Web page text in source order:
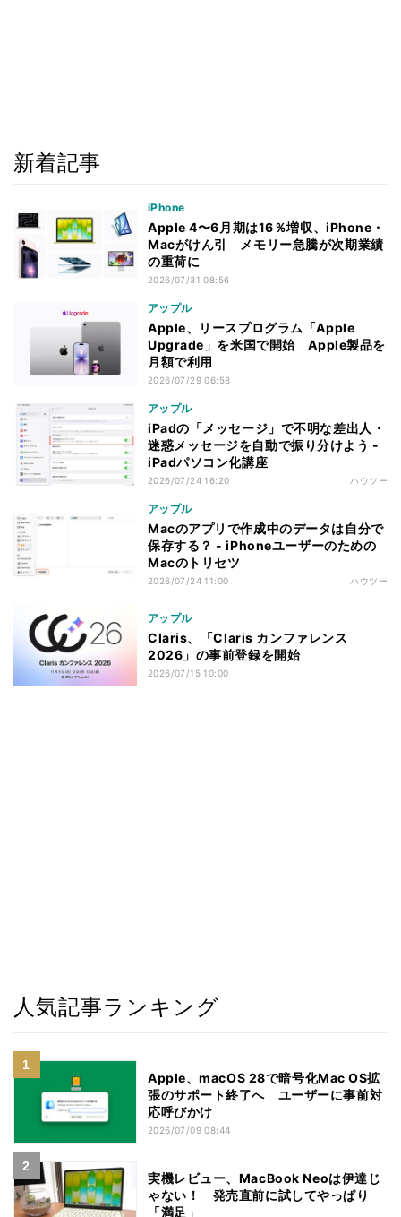
新着記事
iPhone
Apple 4〜6月期は16％増収、iPhone・
Macがけん引 メモリー急騰が次期業績
の重荷に
2026/07/31 08:56
アップル
Apple、リースプログラム「Apple
Upgrade」を米国で開始 Apple製品を
月額で利用
2026/07/29 06:58
アップル
iPadの「メッセージ」で不明な差出人・
迷惑メッセージを自動で振り分けよう -
iPadパソコン化講座
2026/07/24 16:20 ハウツー
アップル
Macのアプリで作成中のデータは自分で
保存する？ - iPhoneユーザーのための
Macのトリセツ
2026/07/24 11:00 ハウツー
アップル
Claris、「Claris カンファレンス
2026」の事前登録を開始
2026/07/15 10:00
人気記事ランキング
Apple、macOS 28で暗号化Mac OS拡
張のサポート終了へ ユーザーに事前対
応呼びかけ
2026/07/09 08:44
実機レビュー、MacBook Neoは伊達じ
ゃない！ 発売直前に試してやっぱり
「満足」